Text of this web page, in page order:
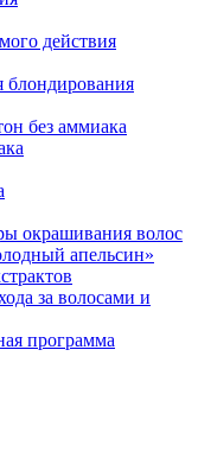
действия
блондирования
без аммиака
окрашивания волос
апельсин»
за волосами и
программа